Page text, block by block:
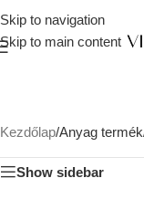
Skip to navigation
Skip to main content
Kezdőlap/Anyag termék
Show sidebar